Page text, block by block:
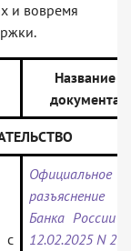
и вовремя
Название
документа
Официальное
разъяснение
Банка России
12.02.2025 N 2-